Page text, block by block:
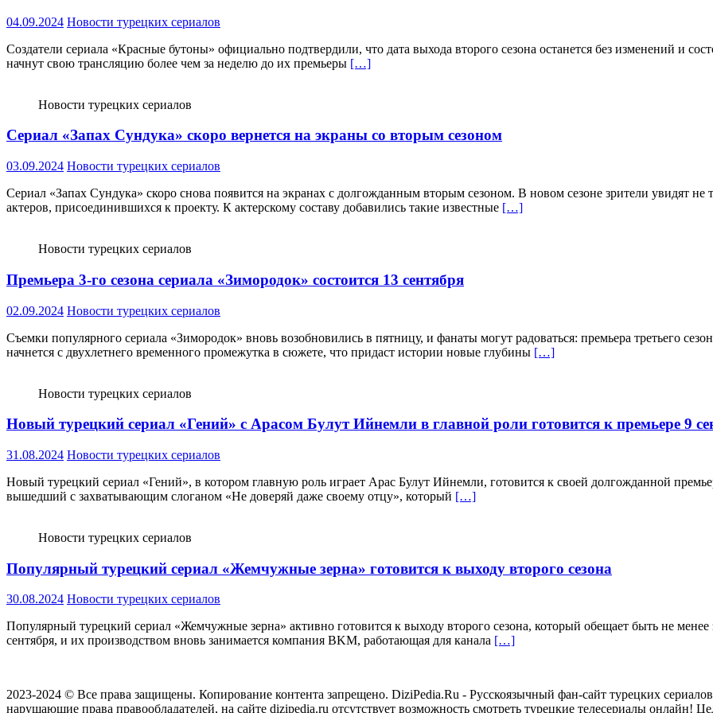
04.09.2024 Новости турецких сериалов
Создатели сериала «Красные бутоны» официально подтвердили, что дата выхода второго сезона останется без изменений и
начнут свою трансляцию более чем за неделю до их премьеры […]
Новости турецких сериалов
Сериал «Запах Сундука» скоро вернется на экраны со вторым сезоном
03.09.2024 Новости турецких сериалов
Сериал «Запах Сундука» скоро снова появится на экранах с долгожданным вторым сезоном. В новом сезоне зрители увидят
актеров, присоединившихся к проекту. К актерскому составу добавились такие известные […]
Новости турецких сериалов
Премьера 3-го сезона сериала «Зимородок» состоится 13 сентября
02.09.2024 Новости турецких сериалов
Съемки популярного сериала «Зимородок» вновь возобновились в пятницу, и фанаты могут радоваться: премьера третьего
начнется с двухлетнего временного промежутка в сюжете, что придаст истории новые глубины […]
Новости турецких сериалов
Новый турецкий сериал «Гений» с Арасом Булут Ийнемли в главной роли готовится к премьере 9
31.08.2024 Новости турецких сериалов
Новый турецкий сериал «Гений», в котором главную роль играет Арас Булут Ийнемли, готовится к своей долгожданной
вышедший с захватывающим слоганом «Не доверяй даже своему отцу», который […]
Новости турецких сериалов
Популярный турецкий сериал «Жемчужные зерна» готовится к выходу второго сезона
30.08.2024 Новости турецких сериалов
Популярный турецкий сериал «Жемчужные зерна» активно готовится к выходу второго сезона, который обещает быть не
сентября, и их производством вновь занимается компания BKM, работающая для канала […]
2023-2024 © Все права защищены. Копирование контента запрещено. DiziPedia.Ru - Русскоязычный фан-сайт турецких
нарушающие права правообладателей, на сайте dizipedia.ru отсутствует возможность смотреть турецкие телесериалы онлайн!